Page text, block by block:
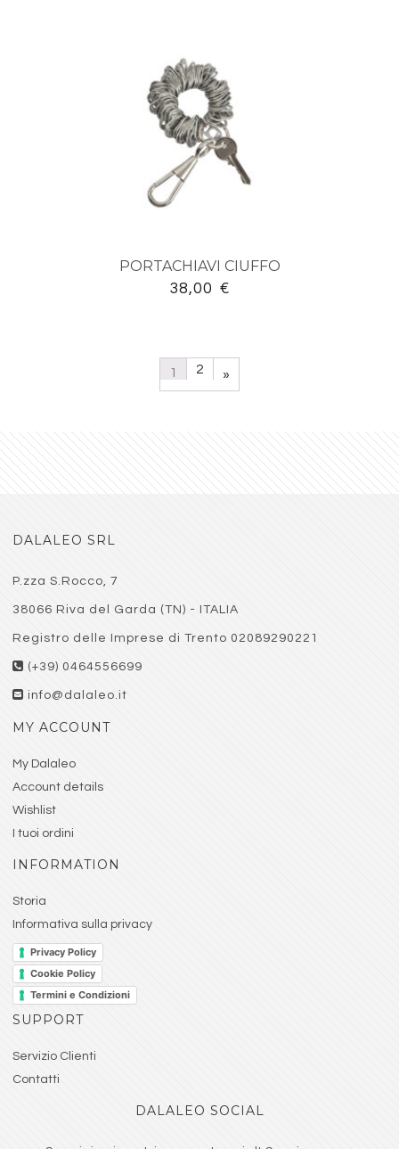
PORTACHIAVI CIUFFO
38,00 €
1 2 »
DALALEO SRL
P.zza S.Rocco, 7
38066 Riva del Garda (TN) - ITALIA
Registro delle Imprese di Trento 02089290221
(+39) 0464556699
info@dalaleo.it
MY ACCOUNT
My Dalaleo
Account details
Wishlist
I tuoi ordini
INFORMATION
Storia
Informativa sulla privacy
Privacy Policy
Cookie Policy
Termini e Condizioni
SUPPORT
Servizio Clienti
Contatti
DALALEO SOCIAL